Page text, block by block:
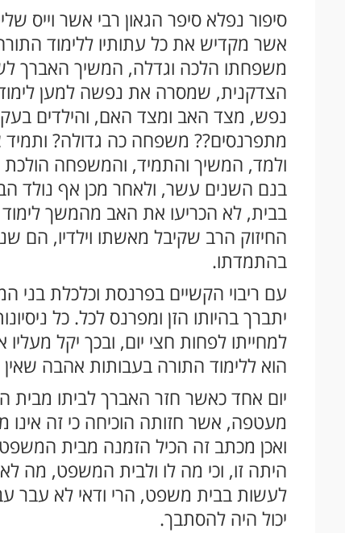
סיפור נפלא סיפר הגאון רבי אשר
אשר מקדיש את כל עתותיו ללימוד
משפחתו הלכה וגדלה, המשיך האברך
הצדקנית, שמסרה את נפשה למען
נפש, מצד האב ומצד האם, והילדים
מתפרנסים?? משפחה כה גדולה?
ולמד, המשיך והתמיד, והמשפחה
בנם השנים עשר, ולאחר מכן אף נולד
בבית, לא הכריעו את האב מהמשך
החיזוק הרב שקיבל מאשתו וילדיו, הם
בהתמדתו.
עם ריבוי הקשיים בפרנסת וכלכלת
יתברך בהיותו הזן ומפרנס לכל. כל
למחייתו לפחות חצי יום, ובכך יקל
הוא ללימוד התורה בעבותות אהבה שאין
יום אחד כאשר חזר האברך לביתו מבית
מעטפה, אשר חזותה הוכיחה כי זה
ואכן מכתב זה הכיל הזמנה מבית המשפט
היתה זו, וכי מה לו ולבית המשפט, מה
לעשות בבית משפט, הרי ודאי לא עבר
יכול היה להסתבך.